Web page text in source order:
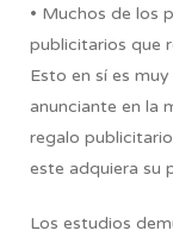
• Muchos de los
publicitarios que
Esto en sí es
anunciante en la
regalo
este adquiera su
Los estudios